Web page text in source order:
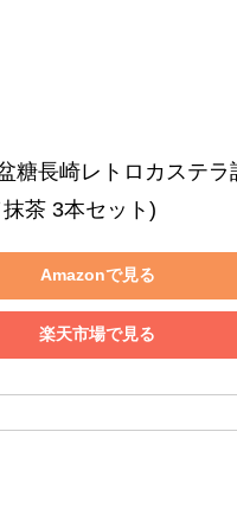
糖長崎レトロカステラ
茶 3本セット)
Amazonで見る
楽天市場で見る